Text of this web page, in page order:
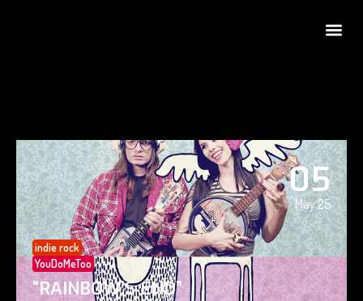
05
May 25
indie rock
YouDoMeToo
“RAINBOW’S END”